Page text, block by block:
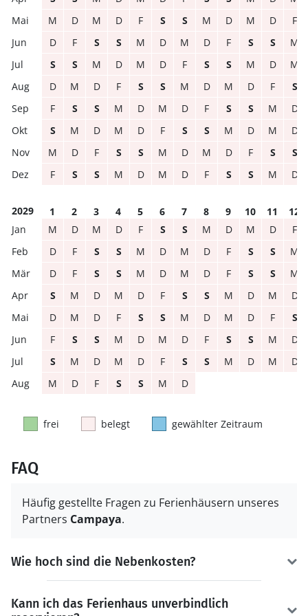
M
D M D F S S M D M D
F
D
F S S M D M D F S S
M
S
S M D M D F S S M D
M
D
M D F S S M D M D F
S
F
S S M D M D F S S M
D
S
M D M D F S S M D M
D
M
D F S S M D M D F S
S
F
S S M D M D F S S M D
2029 1 2 3 4 5 6 7 8 9 10 11
12
M
D M D F S S M D M D
F
D
F S S M D M D F S S
M
D
F S S M D M D F S S
M
S
M D M D F S S M D M
D
D
M D F S S M D M D F
S
F
S S M D M D F S S M
D
S
M D M D F S S M D M
D
M
D F S S M D
frei belegt gewählter Zeitraum
FAQ
Häufig gestellte Fragen zu Ferienhäusern unseres
Partners Campaya.
Wie hoch sind die Nebenkosten?
Kann ich das Ferienhaus unverbindlich